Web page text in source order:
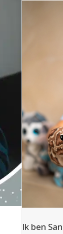
Ik ben